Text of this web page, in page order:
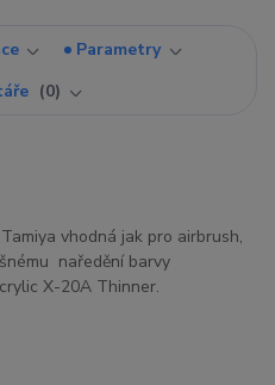
Parametry
0
vhodná jak pro airbrush,
naředění barvy
X-20A Thinner.